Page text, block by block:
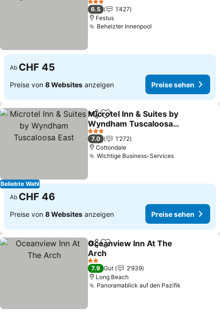
Preise sehen
3 Sterne
6.5
1’427
Festus
Beheizter Innenpool
Ab CHF 45
Preise von 8 Websites anzeigen Preise sehen
Beliebte Wahl
TeilenZu Favoriten hinzufügen
Microtel Inn & Suites by
Wyndham Tuscaloosa
East
Preise sehen
3 Sterne
7.0
1’272
Cottondale
Wichtige Business-ServicesPreise sehen
Ab CHF 46
Preise von 8 Websites anzeigen Preise sehen
TeilenZu Favoriten hinzufügen
Oceanview Inn At The
Arch
Preise sehen
2 Sterne
7.9 Gut
2’939
Long Beach
Panoramablick auf den Pazifik